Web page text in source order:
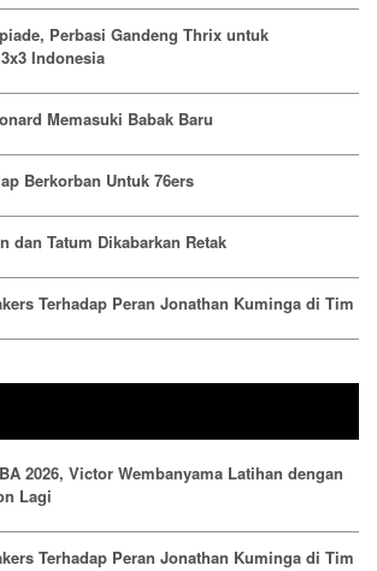
Perbasi Gandeng Thrix untuk
Indonesia
Memasuki Babak Baru
Berkorban Untuk 76ers
dan Tatum Dikabarkan Retak
Terhadap Peran Jonathan Kuminga di Tim
2026, Victor Wembanyama Latihan dengan
Lagi
Terhadap Peran Jonathan Kuminga di Tim